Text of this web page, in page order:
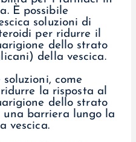
È possibile
soluzioni di
per ridurre il
dello strato
della vescica.
come
la risposta al
dello strato
una barriera lungo la
vescica.